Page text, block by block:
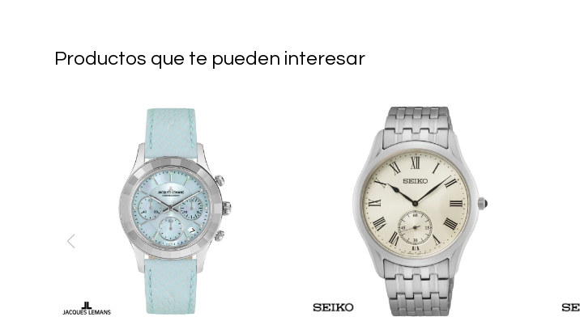
Productos que te pueden interesar